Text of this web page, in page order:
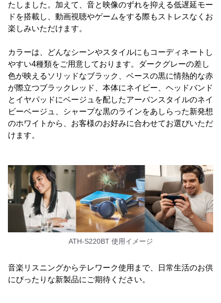
たしました。加えて、音と映像のずれを抑える低遅延モー
ドを搭載し、動画視聴やゲームをする際もストレスなくお
楽しみいただけます。
カラーは、どんなシーンやスタイルにもコーディネートし
やすい4種類をご用意しております。ダークグレーの差し
色が映えるソリッドなブラック、ベースの黒に情熱的な赤
が際立つブラックレッド、本体にネイビー、ヘッドバンド
とイヤパッドにベージュを配したアーバンスタイルのネイ
ビーベージュ、シャープな黒のラインをあしらった新発想
のホワイトから、お客様のお好みに合わせてお選びいただ
けます。
ATH-S220BT 使用イメージ
音楽リスニングからテレワーク使用まで、日常生活のお供
にぴったりな新製品にご期待ください。